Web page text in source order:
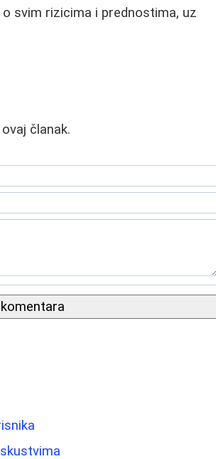
svim rizicima i prednostima, uz
članak.